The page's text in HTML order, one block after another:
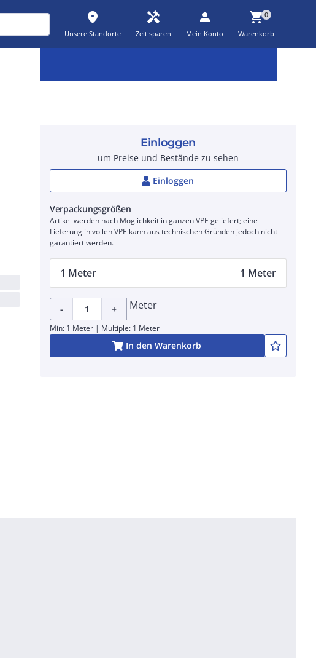
place
Unsere Standorte
handyman
Zeit sparen
person
Mein Konto
shopping_cart0
Warenkorb
Einloggen
um Preise und Bestände zu sehen
Einloggen
Verpackungsgrößen
Artikel werden nach Möglichkeit in ganzen VPE geliefert; eine
Lieferung in vollen VPE kann aus technischen Gründen jedoch nicht
garantiert werden.
1 Meter 1 Meter
- + Meter
Min: 1 Meter | Multiple: 1 Meter
In den Warenkorb